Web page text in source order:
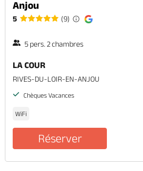
Anjou
5 (9)
5 pers. 2 chambres
LA COUR
RIVES-DU-LOIR-EN-ANJOU
Chèques Vacances
WiFi
Réserver